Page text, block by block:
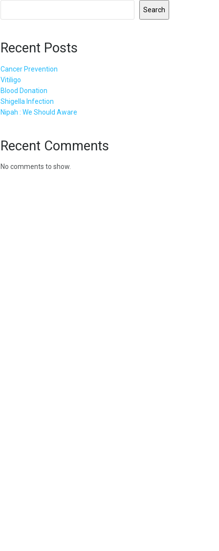
Search
Recent Posts
Cancer Prevention
Vitiligo
Blood Donation
Shigella Infection
Nipah : We Should Aware
Recent Comments
No comments to show.